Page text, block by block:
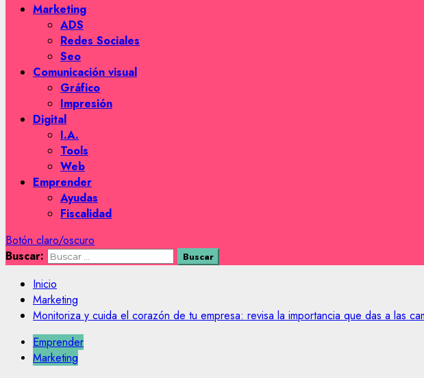
Marketing
ADS
Redes Sociales
Seo
Comunicación visual
Gráfico
Impresión
Digital
I.A.
Tools
Web
Emprender
Ayudas
Fiscalidad
Botón claro/oscuro
Buscar:
Inicio
Marketing
Monitoriza y cuida el corazón de tu empresa: revisa la importancia que das a las
Emprender
Marketing